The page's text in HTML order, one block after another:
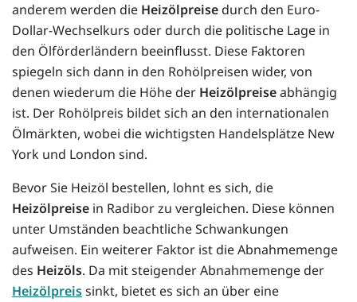
anderem werden die Heizölpreise durch den Euro-
Dollar-Wechselkurs oder durch die politische Lage in
den Ölförderländern beeinflusst. Diese Faktoren
spiegeln sich dann in den Rohölpreisen wider, von
denen wiederum die Höhe der Heizölpreiseabhängig
ist. Der Rohölpreis bildet sich an den internationalen
Ölmärkten, wobei die wichtigsten Handelsplätze New
York und London sind.
Bevor Sie Heizöl bestellen, lohnt es sich, die
Heizölpreise in Radibor zu vergleichen. Diese können
unter Umständen beachtliche Schwankungen
aufweisen. Ein weiterer Faktor ist die Abnahmemenge
des Heizöls. Da mit steigender Abnahmemenge der
Heizölpreissinkt, bietet es sich an über eine